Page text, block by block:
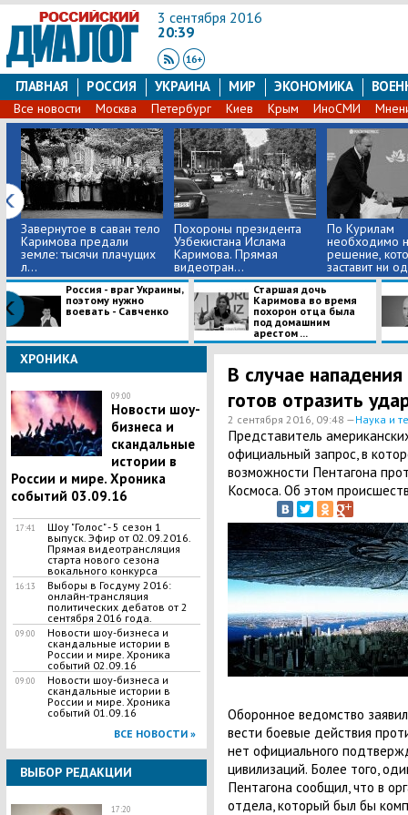
3 сентября 2016
20:39
ГЛАВНАЯ РОССИЯ УКРАИНА МИР ЭКОНОМИКА
Все новости Москва Петербург Киев Крым ИноСМИ
Завернутое в саван тело
Каримова предали
земле: тысячи плачущих
л...
Похороны президента
Узбекистана Ислама
Каримова. Прямая
видеотран...
По Курилам
необходимо
решение,
заставит ни
Россия - враг Украины,
поэтому нужно
воевать - Савченко
Старшая дочь
Каримова во время
похорон отца была
под домашним
арестом ...
ХРОНИКА
09:00
Новости шоу-
бизнеса и
скандальные
истории в
России и мире. Хроника
событий 03.09.16
17:41
Шоу "Голос" - 5 сезон 1
выпуск. Эфир от 02.09.2016.
Прямая видеотрансляция
старта нового сезона
вокального конкурса
16:13
Выборы в Госдуму 2016:
онлайн-трансляция
политических дебатов от 2
сентября 2016 года.
09:00
Новости шоу-бизнеса и
скандальные истории в
России и мире. Хроника
событий 02.09.16
09:00
Новости шоу-бизнеса и
скандальные истории в
России и мире. Хроника
событий 01.09.16
ВСЕ НОВОСТИ »
ВЫБОР РЕДАКЦИИ
17:20
В случае
готов отразить
2 сентября 2016, 09:48 —Наука и
Представитель
официальный запрос, в
возможности Пентагона
Космоса. Об этом
Оборонное ведомство
вести боевые действия
нет официального
цивилизаций. Более того,
Пентагона сообщил, что в
отдела, который был бы